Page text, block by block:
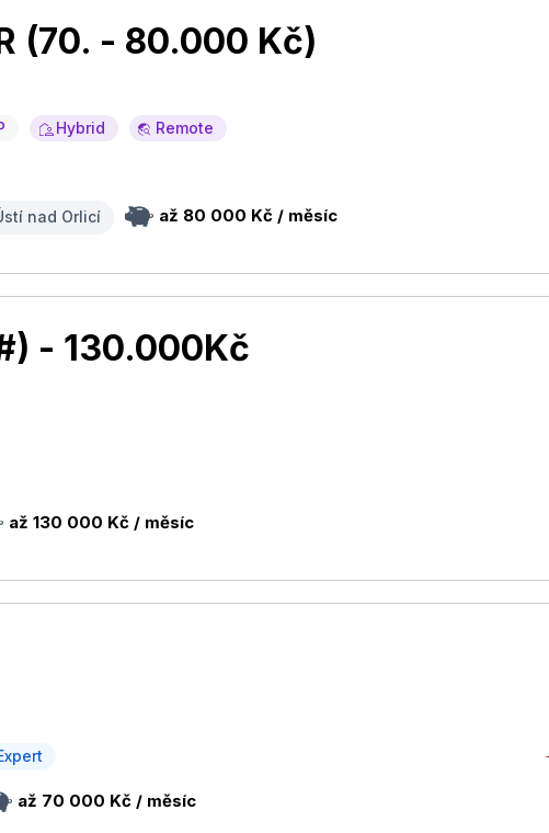
(70. - 80.000 Kč)
Hybrid Remote
nad Orlicí až 80 000 Kč / měsíc
- 130.000Kč
až 130 000 Kč / měsíc
až 70 000 Kč / měsíc